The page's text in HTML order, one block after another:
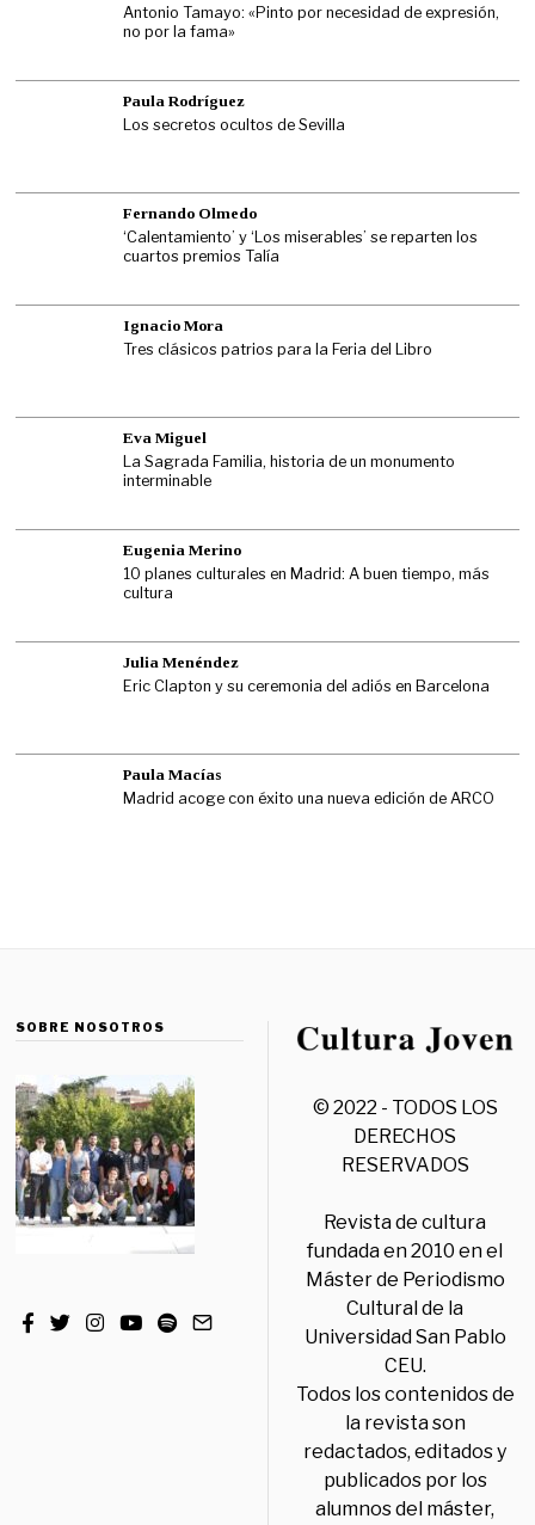
Antonio Tamayo: «Pinto por necesidad de expresión,
no por la fama»
Paula Rodríguez
Los secretos ocultos de Sevilla
Fernando Olmedo
‘Calentamiento’ y ‘Los miserables’ se reparten los
cuartos premios Talía
Ignacio Mora
Tres clásicos patrios para la Feria del Libro
Eva Miguel
La Sagrada Familia, historia de un monumento
interminable
Eugenia Merino
10 planes culturales en Madrid: A buen tiempo, más
cultura
Julia Menéndez
Eric Clapton y su ceremonia del adiós en Barcelona
Paula Macías
Madrid acoge con éxito una nueva edición de ARCO
SOBRE NOSOTROS
© 2022 - TODOS LOS
DERECHOS
RESERVADOS
Revista de cultura
fundada en 2010 en el
Máster de Periodismo
Cultural de la
Universidad San Pablo
CEU.
Todos los contenidos de
la revista son
redactados, editados y
publicados por los
alumnos del máster,